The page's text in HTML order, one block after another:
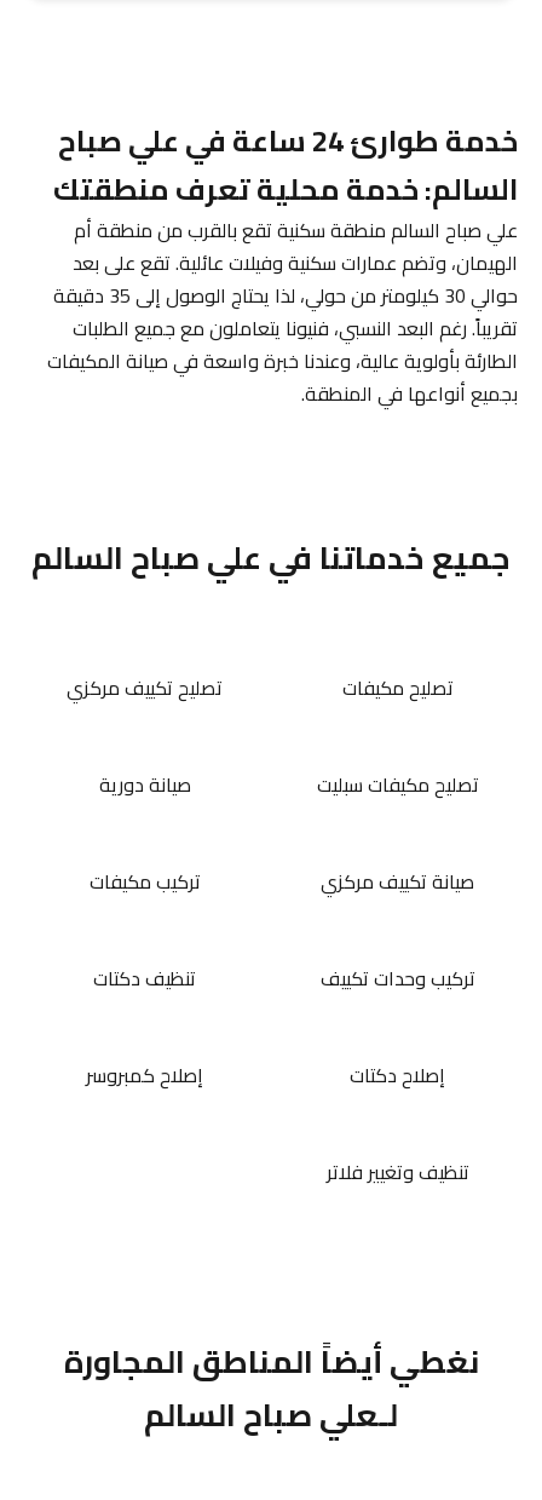
خدمة طوارئ 24 ساعة في علي صباح
السالم: خدمة محلية تعرف منطقتك
علي صباح السالم منطقة سكنية تقع بالقرب من منطقة أم
الهيمان، وتضم عمارات سكنية وفيلات عائلية. تقع على بعد
حوالي 30 كيلومتر من حولي، لذا يحتاج الوصول إلى 35 دقيقة
تقريباً. رغم البعد النسبي، فنيونا يتعاملون مع جميع الطلبات
الطارئة بأولوية عالية، وعندنا خبرة واسعة في صيانة المكيفات
بجميع أنواعها في المنطقة.
جميع خدماتنا في علي صباح السالم
تصليح مكيفات تصليح تكييف مركزي
تصليح مكيفات سبليت صيانة دورية
صيانة تكييف مركزي تركيب مكيفات
تركيب وحدات تكييف تنظيف دكتات
إصلاح دكتات إصلاح كمبروسر
تنظيف وتغيير فلاتر
نغطي أيضاً المناطق المجاورة
لـعلي صباح السالم